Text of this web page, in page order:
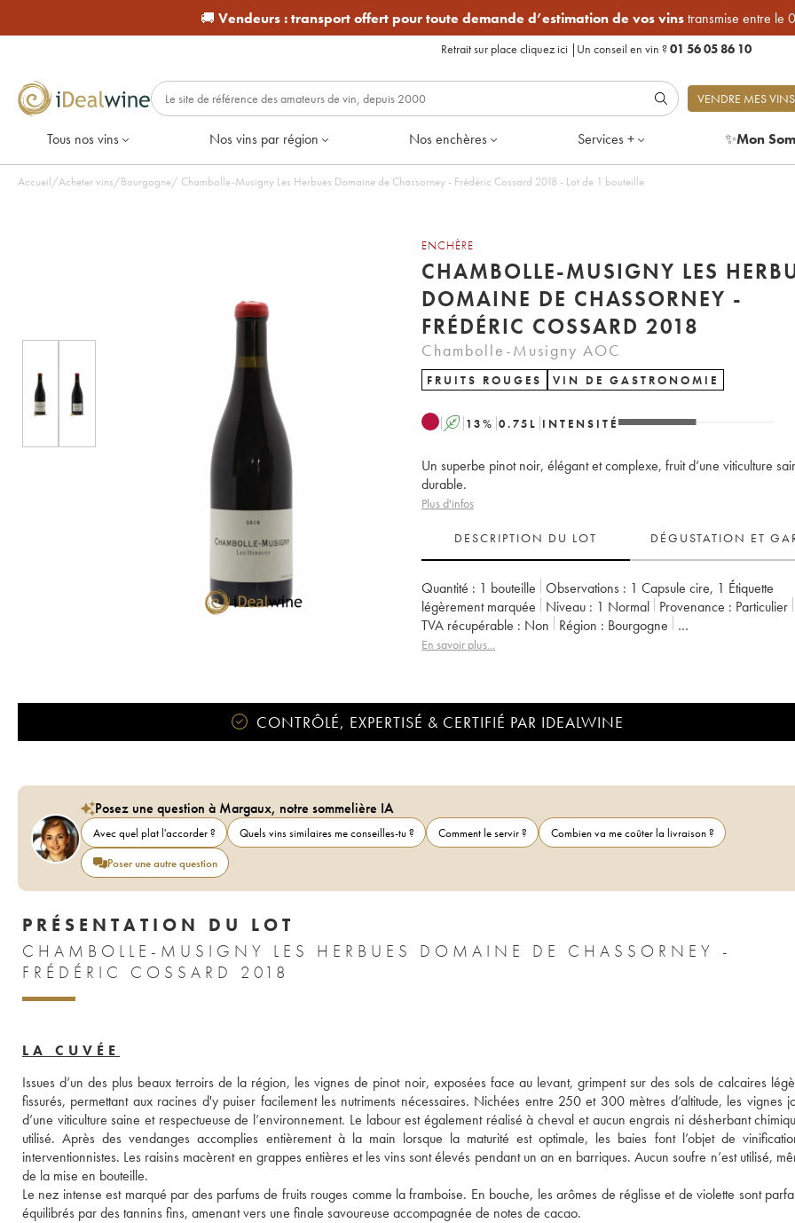
🚚 Vendeurs :transport offert pour toute demande d’estimation de vos vinstransmise entre le
Retrait sur place cliquez ici | Un conseil en vin ?01 56 05 86 10
VENDRE MES VINS
Tous nos vins Nos vins par région Nos enchères Services + ✨Mon
Accueil/Acheter vins/Bourgogne/ Chambolle-Musigny Les Herbues Domaine de Chassorney - Frédéric Cossard 2018 - Lot de 1 bouteille
ENCHÈRE
CHAMBOLLE-MUSIGNY LES
DOMAINE DE CHASSORNEY -
FRÉDÉRIC COSSARD 2018
Chambolle-Musigny AOC
FRUITS ROUGES VIN DE GASTRONOMIE
A 13% 0.75 L INTENSITÉ
Un superbe pinot noir, élégant et complexe, fruit d’une viticulture
durable.
Plus d'infos
DESCRIPTION DU LOT DÉGUSTATION ET
Quantité : 1 bouteille Observations : 1 Capsule cire, 1 Étiquette
légèrement marquée
Niveau : 1 Normal Provenance : particulier
TVA récupérable :
non Région :
Bourgogne
Appellation :
En savoir plus...
CONTRÔLÉ, EXPERTISÉ & CERTIFIÉ PAR IDEALWINE
Posez une question à Margaux, notre sommelière IA
Avec quel plat l'accorder ? Quels vins similaires me conseilles-tu ? Comment le servir ?
Combien va me coûter la livraison ?
Poser une autre question
PRÉSENTATION DU LOT
CHAMBOLLE-MUSIGNY LES HERBUES DOMAINE DE CHASSORNEY -
FRÉDÉRIC COSSARD 2018
LA CUVÉE
Issues d’un des plus beaux terroirs de la région, les vignes de pinot noir, exposées face au levant, grimpent sur des sols de calcaires
fissurés, permettant aux racines d'y puiser facilement les nutriments nécessaires. Nichées entre 250 et 300 mètres d’altitude, les vignes
d’une viticulture saine et respectueuse de l’environnement. Le labour est également réalisé à cheval et aucun engrais ni désherbant
utilisé. Après des vendanges accomplies entièrement à la main lorsque la maturité est optimale, les baies font l’objet de
interventionnistes. Les raisins macèrent en grappes entières et les vins sont élevés pendant un an en barriques. Aucun soufre n’est utilisé,
de la mise en bouteille.
Le nez intense est marqué par des parfums de fruits rouges comme la framboise. En bouche, les arômes de réglisse et de violette sont
équilibrés par des tannins fins, amenant vers une finale savoureuse accompagnée de notes de cacao.